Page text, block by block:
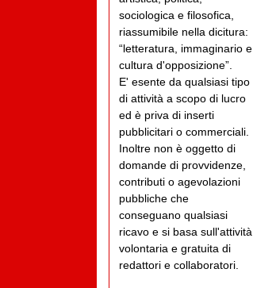
sociologica e filosofica,
riassumibile nella dicitura:
“letteratura, immaginario e
cultura d'opposizione”.
E' esente da qualsiasi tipo
di attività a scopo di lucro
ed è priva di inserti
pubblicitari o commerciali.
Inoltre non è oggetto di
domande di provvidenze,
contributi o agevolazioni
pubbliche che
conseguano qualsiasi
ricavo e si basa sull'attività
volontaria e gratuita di
redattori e collaboratori.